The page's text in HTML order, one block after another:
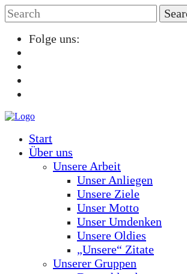
Folge uns:
Start
Über uns
Unsere Arbeit
Unser Anliegen
Unsere Ziele
Unser Motto
Unser Umdenken
Unsere Oldies
„Unsere“ Zitate
Unserer Gruppen